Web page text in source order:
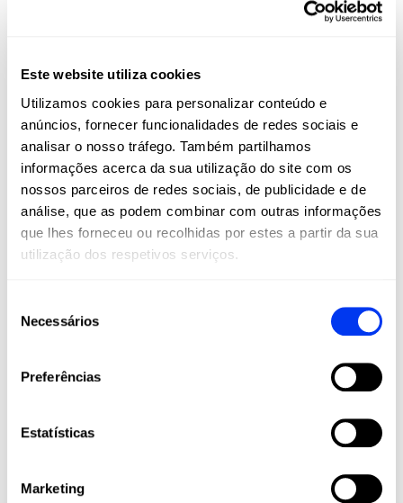
Este website utiliza cookies
Utilizamos cookies para personalizar conteúdo e
anúncios, fornecer funcionalidades de redes sociais e
analisar o nosso tráfego. Também partilhamos
informações acerca da sua utilização do site com os
nossos parceiros de redes sociais, de publicidade e de
análise, que as podem combinar com outras informações
que lhes forneceu ou recolhidas por estes a partir da sua
utilização dos respetivos serviços.
Necessários
Preferências
Estatísticas
Marketing
Raquetes de padel
Raquete adidas Metalbone Reserve 2026
325,00 €
adicionar ao carrinho
Clientes que compraram este produto também
compraram: